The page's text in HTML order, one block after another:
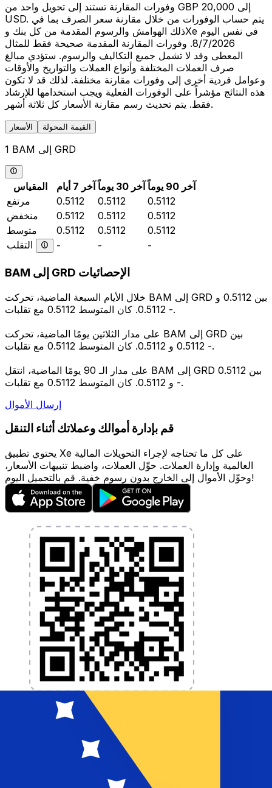
وفورات المقارنة تستند إلى تحويل واحد من GBP 20,000 إلى
USD. يتم حساب الوفورات من خلال مقارنة سعر الصرف بما في
ذلك الهوامش والرسوم المقدمة من كل بنك وXe في نفس اليوم
8/7/2026. وفورات المقارنة المقدمة صحيحة فقط للمثال
المعطى وقد لا تشمل جميع التكاليف والرسوم. ستؤدي مبالغ
صرف العملات المختلفة وأنواع العملات والتواريخ والأوقات
وعوامل فردية أخرى إلى وفورات مقارنة مختلفة. لذلك قد لا تكون
هذه النتائج مؤشراً على الوفورات الفعلية ويجب استخدامها للإرشاد
فقط. يتم تحديث رسم مقارنة الأسعار كل ثلاثة أشهر.
الأسعار القيمة المحولة
1 BAM إلى GRD
المقياس آخر 7 أيام آخر 30 يوماً
آخر 90 يوماً
مرتفع
0.5112 0.5112
0.5112
منخفض
0.5112 0.5112
0.5112
متوسط
0.5112 0.5112
0.5112
التقلب
- - -
BAM إلى GRD الإحصائيات
خلال الأيام السبعة الماضية، تحركت BAM إلى GRD بين 0.5112 و
0.5112. كان المتوسط 0.5112 مع تقلبات -.
على مدار الثلاثين يومًا الماضية، تحركت BAM إلى GRD بين
0.5112 و 0.5112. كان المتوسط 0.5112 مع تقلبات -.
على مدار الـ 90 يومًا الماضية، انتقل BAM إلى GRD بين 0.5112
و 0.5112. كان المتوسط 0.5112 مع تقلبات -.
إرسال الأموال
قم بإدارة أموالك وعملاتك أثناء التنقل
يحتوي تطبيق Xe على كل ما تحتاجه لإجراء التحويلات المالية
العالمية وإدارة العملات. حوِّل العملات، واضبط تنبيهات الأسعار،
وحوِّل الأموال إلى الخارج بدون رسوم خفية. قم بالتحميل اليوم!